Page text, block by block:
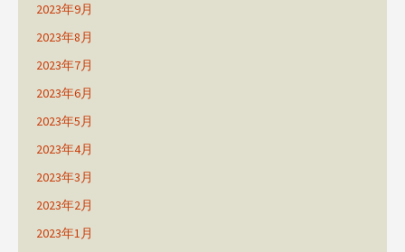
2023年9月
2023年8月
2023年7月
2023年6月
2023年5月
2023年4月
2023年3月
2023年2月
2023年1月